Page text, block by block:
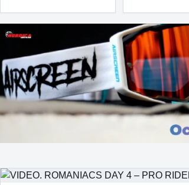
EDITION
WITHSEVEN
VICTORIES